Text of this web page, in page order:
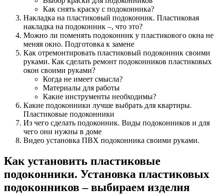
Как снять краску с подоконника?
Накладка на пластиковый подоконник. Пластиковая
накладка на подоконник –, что это?
Можно ли поменять подоконник у пластикового окна не
меняя окно. Подготовка к замене
Как отремонтировать пластиковый подоконник своими
руками. Как сделать ремонт подоконников пластиковых
окон своими руками?
Когда не имеет смысла?
Материалы для работы
Какие инструменты необходимы?
Какие подоконники лучше выбрать для квартиры.
Пластиковые подоконники
Из чего сделать подоконник. Виды подоконников и для
чего они нужны в доме
Видео установка ПВХ подоконника своими руками.
Как установить пластиковые
подоконники. Установка пластиковых
подоконников – выбираем изделия